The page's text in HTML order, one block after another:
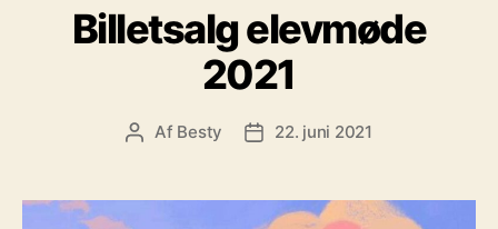
Billetsalg elevmøde
2021
Indlægsforfatter
Af Besty Indlægsdato
22. juni 2021